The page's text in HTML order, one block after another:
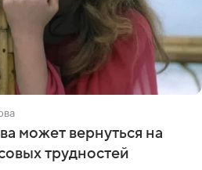
может вернуться на
трудностей